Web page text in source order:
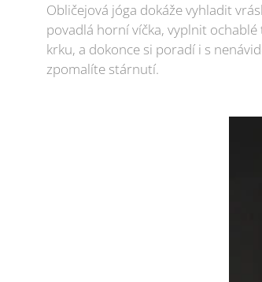
Obličejová jóga dokáže vyhladit
povadlá horní víčka, vyplnit
krku, a dokonce si poradí i s
zpomalíte stárnutí.